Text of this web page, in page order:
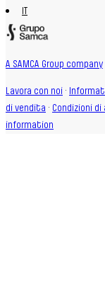
A SAMCA Group company
Lavora con noi ·
di vendita · Condizioni
information